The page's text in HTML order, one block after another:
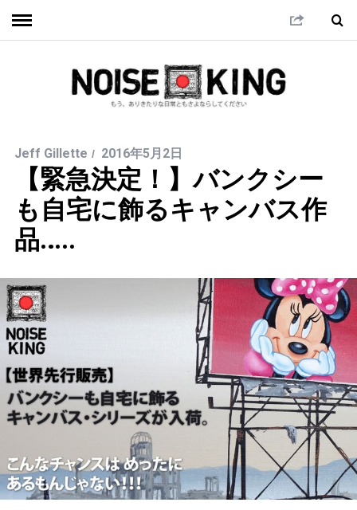
Jeff Gillette 2016年5月2日
【緊急決定！】バンクシー
も自宅に飾るキャンバス作
品…..